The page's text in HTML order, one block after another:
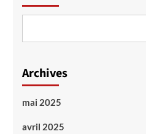
Archives
mai 2025
avril 2025